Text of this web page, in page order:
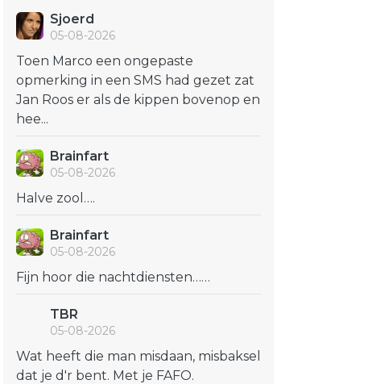
Sjoerd
05-08-2026
Toen Marco een ongepaste
opmerking in een SMS had gezet zat
Jan Roos er als de kippen bovenop en
hee...
Brainfart
05-08-2026
Halve zool….
Brainfart
05-08-2026
Fijn hoor die nachtdiensten……
TBR
05-08-2026
Wat heeft die man misdaan, misbaksel
dat je d'r bent. Met je FAFO.